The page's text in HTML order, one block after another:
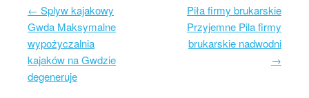
Post navigation
← Splyw kajakowy
Gwda Maksymalne
wypożyczalnia
kajaków na Gwdzie
degeneruje
Piła firmy brukarskie
Przyjemne Pila firmy
brukarskie nadwodni
→